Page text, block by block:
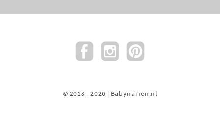
© 2018 - 2026 | Babynamen.nl